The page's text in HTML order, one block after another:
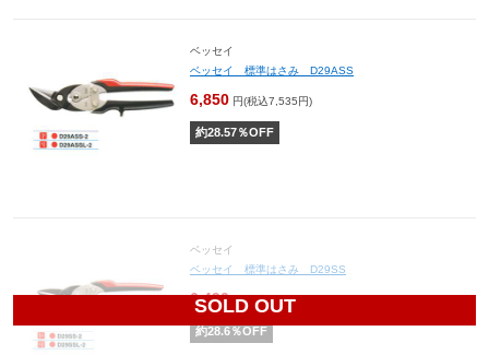
ベッセイ
ベッセイ 標準はさみ D29ASS
6,850 円(税込7,535円)
約28.57％OFF
SOLD OUT
ベッセイ
ベッセイ 標準はさみ D29SS
6,490 円(税込7,139円)
約28.6％OFF